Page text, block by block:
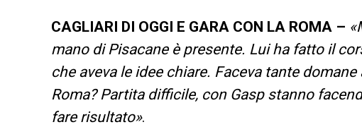
CAGLIARI DI OGGI E GARA CON LA ROMA –
mano di Pisacane è presente. Lui ha fatto il
che aveva le idee chiare. Faceva tante
Roma? Partita difficile, con Gasp stanno
fare risultato».